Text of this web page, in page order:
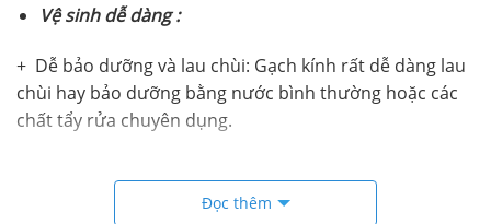
Vệ sinh dễ dàng :
+ Dễ bảo dưỡng và lau chùi: Gạch kính rất dễ dàng lau
chùi hay bảo dưỡng bằng nước bình thường hoặc các
chất tẩy rửa chuyên dụng.
cho việc vệ sinh và bảo trì của tòa nhà sẽ rất dễ dàng.
Đọc thêm